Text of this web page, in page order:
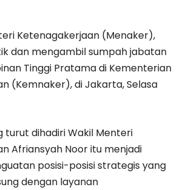
Ketenagakerjaan (Menaker),
dan mengambil sumpah jabatan
Tinggi Pratama di Kementerian
(Kemnaker), di Jakarta, Selasa
turut dihadiri Wakil Menteri
Afriansyah Noor itu menjadi
posisi-posisi strategis yang
dengan layanan